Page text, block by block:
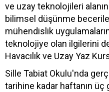
ve uzay teknolojileri
bilimsel düşünme
mühendislik
teknolojiye olan ilgilerini
Havacılık ve Uzay Yaz
Sille Tabiat Okulu'nda
tarihine kadar haftanın